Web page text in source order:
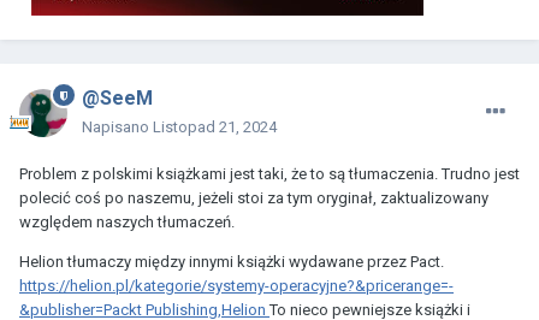
@SeeM
Napisano Listopad 21, 2024
Problem z polskimi książkami jest taki, że to są tłumaczenia. Trudno jest
polecić coś po naszemu, jeżeli stoi za tym oryginał, zaktualizowany
względem naszych tłumaczeń.
Helion tłumaczy między innymi książki wydawane przez Pact.
https://helion.pl/kategorie/systemy-operacyjne?&pricerange=-
&publisher=Packt Publishing,HelionTo nieco pewniejsze książki i